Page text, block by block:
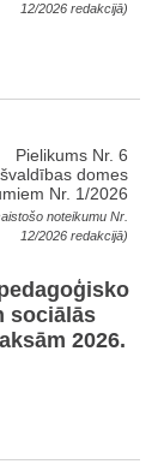
12/2026 redakcijā)
Pielikums Nr. 6
domes
Nr. 1/2026
noteikumu Nr.
12/2026 redakcijā)
sociālās
2026.